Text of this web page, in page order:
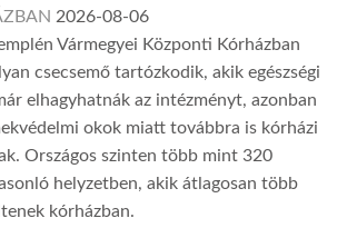
2026-08-06
Vármegyei Központi Kórházban
csecsemő tartózkodik, akik egészségi
elhagyhatnák az intézményt, azonban
okok miatt továbbra is kórházi
Országos szinten több mint 320
helyzetben, akik átlagosan több
kórházban.